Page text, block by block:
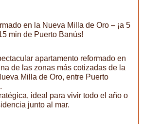
en la Nueva Milla de Oro – ¡a 5
min de Puerto Banús!
apartamento reformado en
de las zonas más cotizadas de la
Milla de Oro, entre Puerto
ideal para vivir todo el año o
junto al mar.